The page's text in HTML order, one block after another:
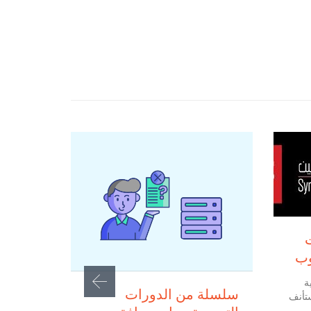
سلسلة من الدورات